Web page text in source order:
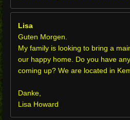
Lisa
Guten Morgen.
My family is looking to bring a
our happy home. Do you have
coming up? We are located in
Danke,
Lisa Howard